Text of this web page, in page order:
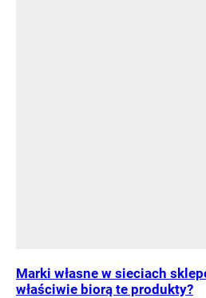
Marki własne w sieciach
właściwie biorą te produkty?